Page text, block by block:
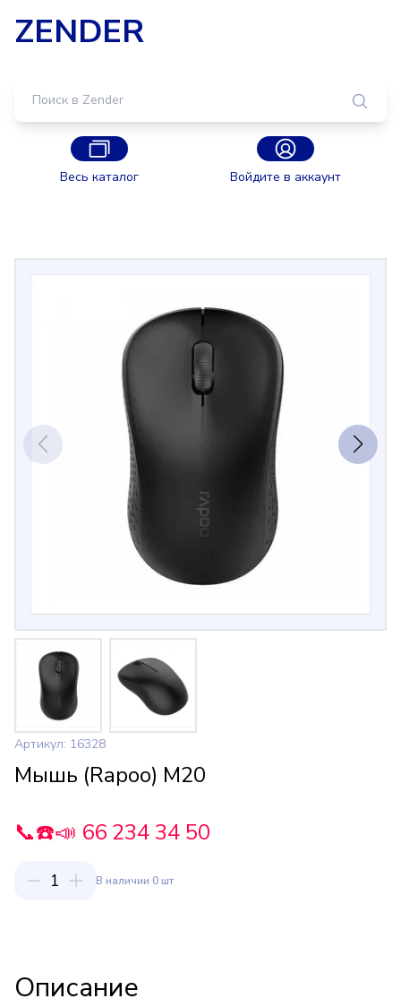
ZENDER
Весь каталог Войдите в аккаунт
Артикул: 16328
Мышь (Rapoo) M20
📞☎️📣 66 234 34 50
1 В наличии 0 шт
Описание